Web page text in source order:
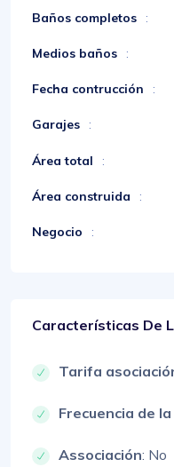
Baños completos :
Medios baños :
Fecha contrucción :
Garajes :
Área total :
Área construida :
Negocio :
Características De
Tarifa
Frecuencia de
Associación: No